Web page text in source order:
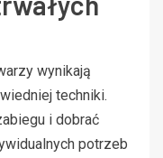
wynikają
techniki.
i dobrać
potrzeb